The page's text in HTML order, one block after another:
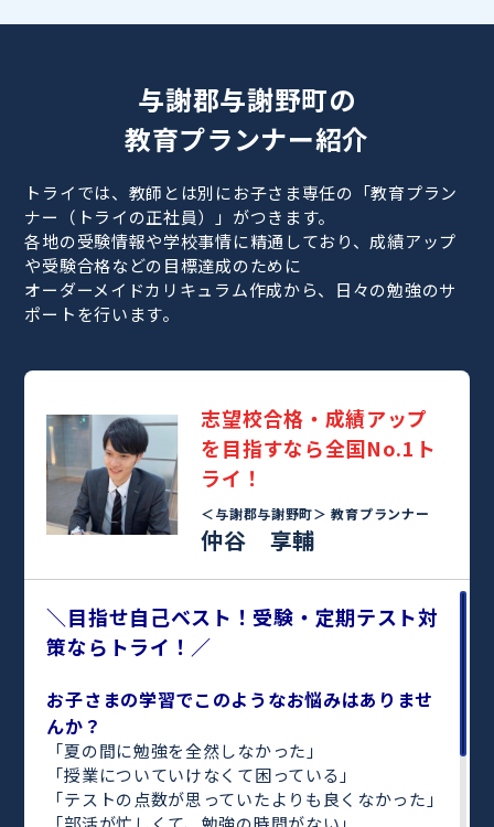
与謝郡与謝野町の
教育プランナー紹介
トライでは、教師とは別にお子さま専任の「教育プラン
ナー（トライの正社員）」がつきます。
各地の受験情報や学校事情に精通しており、成績アップ
や受験合格などの目標達成のために
オーダーメイドカリキュラム作成から、日々の勉強のサ
ポートを行います。
志望校合格・成績アップ
を目指すなら全国No.1ト
ライ！
＜与謝郡与謝野町＞教育プランナー
仲谷 享輔
＼目指せ自己ベスト！受験・定期テスト対
策ならトライ！／
お子さまの学習でこのようなお悩みはありませ
んか？
「夏の間に勉強を全然しなかった」
「授業についていけなくて困っている」
「テストの点数が思っていたよりも良くなかった」